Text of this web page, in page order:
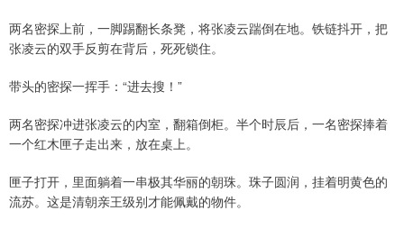
两名密探上前，一脚踢翻长条凳，将张凌云踹倒在地。铁链抖开，把
张凌云的双手反剪在背后，死死锁住。
带头的密探一挥手：“进去搜！”
两名密探冲进张凌云的内室，翻箱倒柜。半个时辰后，一名密探捧着
一个红木匣子走出来，放在桌上。
匣子打开，里面躺着一串极其华丽的朝珠。珠子圆润，挂着明黄色的
流苏。这是清朝亲王级别才能佩戴的物件。